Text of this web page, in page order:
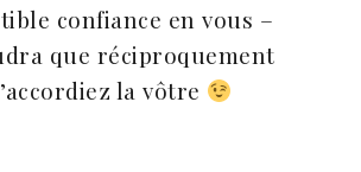
confiance en vous –
que réciproquement
la vôtre